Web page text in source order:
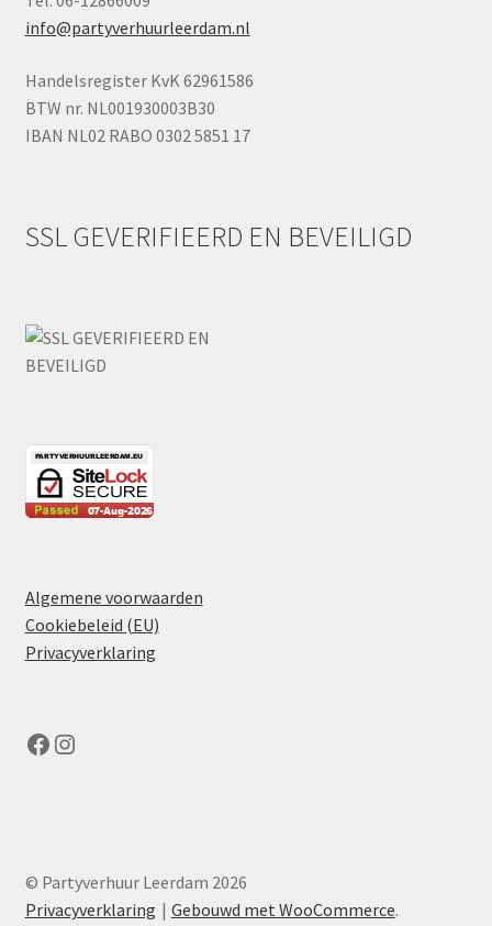
info@partyverhuurleerdam.nl
Handelsregister KvK 62961586
BTW nr. NL001930003B30
IBAN NL02 RABO 0302 5851 17
SSL GEVERIFIEERD EN BEVEILIGD
Algemene voorwaarden
Cookiebeleid (EU)
Privacyverklaring
Facebook
Instagram
© Partyverhuur Leerdam 2026
Privacyverklaring
Gebouwd met WooCommerce.